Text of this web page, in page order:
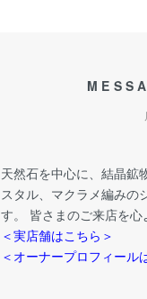
天然石を中心に、結晶鉱
スタル、マクラメ編みの
す。 皆さまのご来店を心
＜実店舗はこちら＞
＜オーナープロフィール